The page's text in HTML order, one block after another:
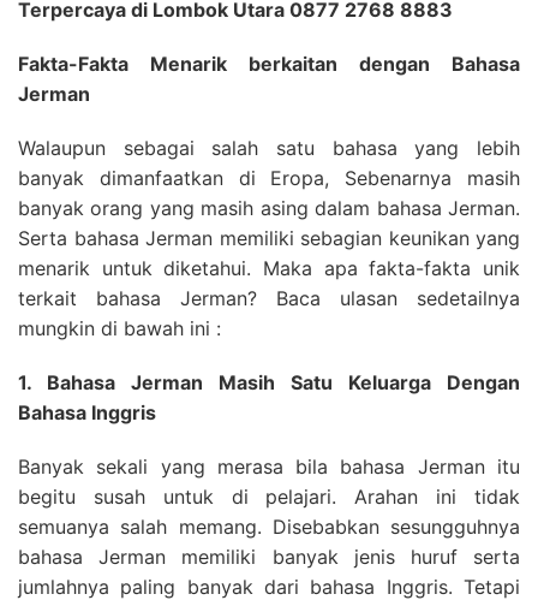
Terpercaya di Lombok Utara 0877 2768 8883
Fakta-Fakta Menarik berkaitan dengan Bahasa
Jerman
Walaupun sebagai salah satu bahasa yang lebih
banyak dimanfaatkan di Eropa, Sebenarnya masih
banyak orang yang masih asing dalam bahasa Jerman.
Serta bahasa Jerman memiliki sebagian keunikan yang
menarik untuk diketahui. Maka apa fakta-fakta unik
terkait bahasa Jerman? Baca ulasan sedetailnya
mungkin di bawah ini :
1. Bahasa Jerman Masih Satu Keluarga Dengan
Bahasa Inggris
Banyak sekali yang merasa bila bahasa Jerman itu
begitu susah untuk di pelajari. Arahan ini tidak
semuanya salah memang. Disebabkan sesungguhnya
bahasa Jerman memiliki banyak jenis huruf serta
jumlahnya paling banyak dari bahasa Inggris. Tetapi